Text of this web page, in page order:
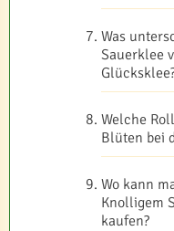
Was
Sauerklee
Welche
Blüten bei
Wo kann
Knolligem
kaufen?